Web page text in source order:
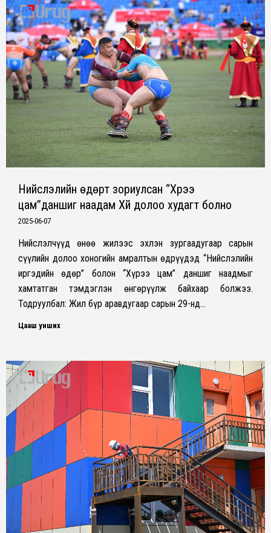
Нийслэлийн өдөрт зориулсан “Хүрээ
цам”даншиг наадам Хүй долоо худагт болно
2025-06-07
Нийслэлчүүд өнөө жилээс эхлэн зургаадугаар сарын
сүүлийн долоо хоногийн амралтын өдрүүдэд “Нийслэлийн
иргэдийн өдөр” болон “Хүрээ цам” даншиг наадмыг
хамтатган тэмдэглэн өнгөрүүлж байхаар болжээ.
Тодруулбал: Жил бүр аравдугаар сарын 29-нд…
Цааш унших